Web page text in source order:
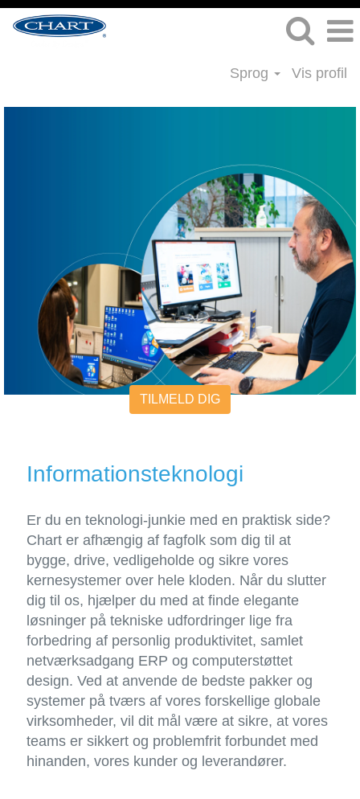
Sprog Vis profil
job
TILMELD DIG
Informationsteknologi
Er du en teknologi-junkie med en praktisk side?
Chart er afhængig af fagfolk som dig til at
bygge, drive, vedligeholde og sikre vores
kernesystemer over hele kloden. Når du slutter
dig til os, hjælper du med at finde elegante
løsninger på tekniske udfordringer lige fra
forbedring af personlig produktivitet, samlet
netværksadgang ERP og computerstøttet
design. Ved at anvende de bedste pakker og
systemer på tværs af vores forskellige globale
virksomheder, vil dit mål være at sikre, at vores
teams er sikkert og problemfrit forbundet med
hinanden, vores kunder og leverandører.